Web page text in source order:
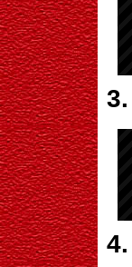
3.
4.